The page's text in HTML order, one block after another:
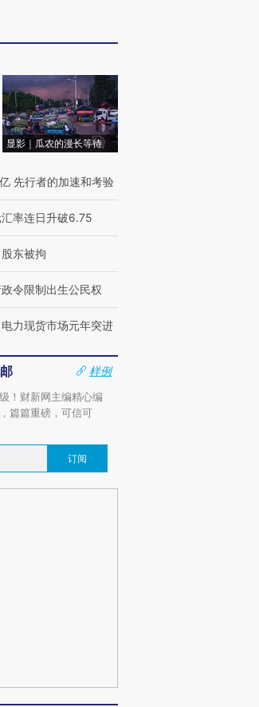
显影｜瓜农的漫长等待
先行者的加速和考验
率连日升破6.75
东被拘
令限制出生公民权
电力现货市场元年突进
样例
！财新网主编精心编
篇篇重磅，可信可
订阅